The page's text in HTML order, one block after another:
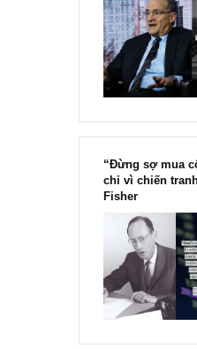
Chu kỳ trong
đông đối với
Marks
“Đừng sợ
chỉ vì chiến
Fisher